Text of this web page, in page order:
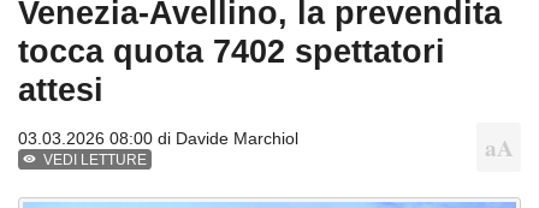
Venezia-Avellino, la prevendita
tocca quota 7402 spettatori
attesi
03.03.2026 08:00 di Davide Marchiol
VEDI LETTURE